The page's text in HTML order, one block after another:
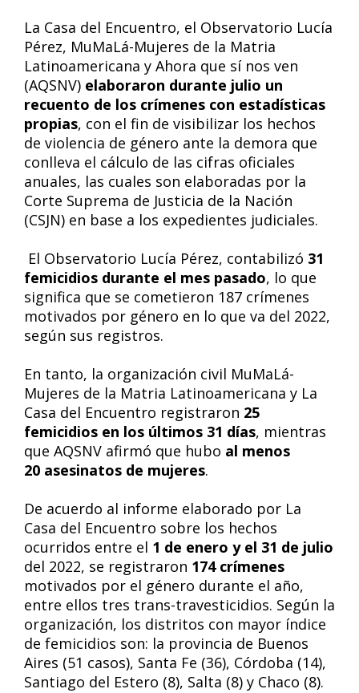
La Casa del Encuentro, el Observatorio Lucía
Pérez, MuMaLá-Mujeres de la Matria
Latinoamericana y Ahora que sí nos ven
(AQSNV) elaboraron durante julio un
recuento de los crímenes con estadísticas
propias, con el fin de visibilizar los hechos
de violencia de género ante la demora que
conlleva el cálculo de las cifras oficiales
anuales, las cuales son elaboradas por la
Corte Suprema de Justicia de la Nación
(CSJN) en base a los expedientes judiciales.
El Observatorio Lucía Pérez, contabilizó 31
femicidios durante el mes pasado, lo que
significa que se cometieron 187 crímenes
motivados por género en lo que va del 2022,
según sus registros.
En tanto, la organización civil MuMaLá-
Mujeres de la Matria Latinoamericana y La
Casa del Encuentro registraron 25
femicidios en los últimos 31 días, mientras
que AQSNV afirmó que hubo al menos
20 asesinatos de mujeres.
De acuerdo al informe elaborado por La
Casa del Encuentro sobre los hechos
ocurridos entre el 1 de enero y el 31 de julio
del 2022, se registraron 174 crímenes
motivados por el género durante el año,
entre ellos tres trans-travesticidios. Según la
organización, los distritos con mayor índice
de femicidios son: la provincia de Buenos
Aires (51 casos), Santa Fe (36), Córdoba (14),
Santiago del Estero (8), Salta (8) y Chaco (8).